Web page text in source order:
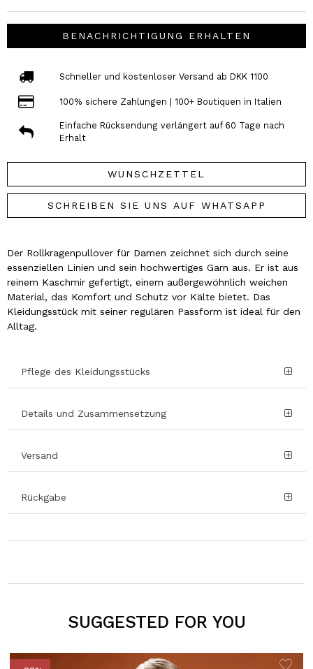
BENACHRICHTIGUNG ERHALTEN
Schneller und kostenloser Versand ab DKK 1100
100% sichere Zahlungen | 100+ Boutiquen in Italien
Einfache Rücksendung verlängert auf 60 Tage nach
Erhalt
WUNSCHZETTEL
SCHREIBEN SIE UNS AUF WHATSAPP
Der Rollkragenpullover für Damen zeichnet sich durch seine
essenziellen Linien und sein hochwertiges Garn aus. Er ist aus
reinem Kaschmir gefertigt, einem außergewöhnlich weichen
Material, das Komfort und Schutz vor Kälte bietet. Das
Kleidungsstück mit seiner regulären Passform ist ideal für den
Alltag.
Pflege des Kleidungsstücks
Details und Zusammensetzung
Versand
Rückgabe
SUGGESTED FOR YOU